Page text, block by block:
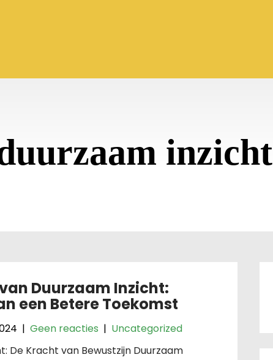
inzicht
Duurzaam Inzicht:
een Betere Toekomst
|Geen reacties | Uncategorized
De Kracht van Bewustzijn Duurzaam